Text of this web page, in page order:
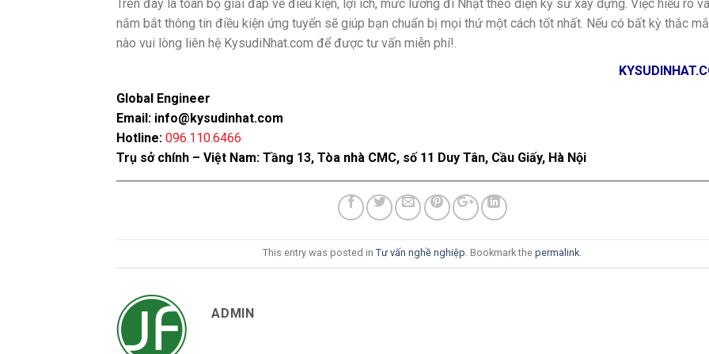
Trên đây là toàn bộ giải đáp về điều kiện, lợi ích, mức lương đi Nhật theo diện kỹ sư xây dựng. Việc hiểu rõ và
nắm bắt thông tin điều kiện ứng tuyển sẽ giúp bạn chuẩn bị mọi thứ một cách tốt nhất. Nếu có bất kỳ thắc
nào vui lòng liên hệ KysudiNhat.com để được tư vấn miễn phí!.
Global Engineer
Email: info@kysudinhat.com
Hotline: 096.110.6466
Trụ sở chính – Việt Nam: Tầng 13, Tòa nhà CMC, số 11 Duy Tân, Cầu Giấy, Hà Nội
This entry was posted in Tư vấn nghề nghiệp. Bookmark the permalink.
ADMIN